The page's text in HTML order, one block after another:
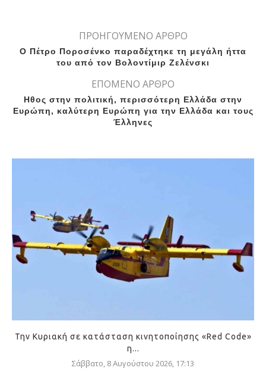
ΠΡΟΗΓΟΥΜΕΝΟ ΑΡΘΡΟ
Ο Πέτρο Ποροσένκο παραδέχτηκε τη μεγάλη ήττα
του από τον Βολοντίμιρ Ζελένσκι
ΕΠΟΜΕΝΟ ΑΡΘΡΟ
Ηθος στην πολιτική, περισσότερη Ελλάδα στην
Ευρώπη, καλύτερη Ευρώπη για την Ελλάδα και τους
Έλληνες
Την Κυριακή σε κατάσταση κινητοποίησης «Red Code»
η...
Σάββατο, 8 Αυγούστου 2026, 17:13